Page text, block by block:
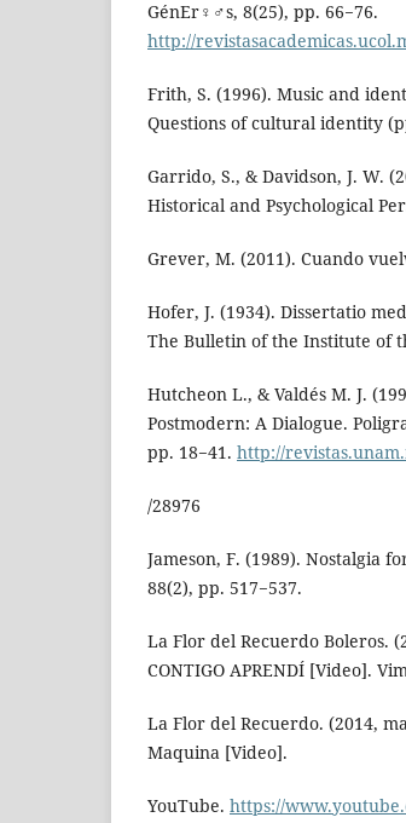
GénEr♀♂s, 8(25), pp. 66−76.
http://
Frith, S. (1996). Music and
Questions of cultural identity
Garrido, S., & Davidson, J. W.
Historical and Psychological
Grever, M. (2011). Cuando
Hofer, J. (1934). Dissertatio
The Bulletin of the Institute of
Hutcheon L., & Valdés M. J.
Postmodern: A Dialogue.
pp. 18−41. http://
/28976
Jameson, F. (1989). Nostalgia
88(2), pp. 517−537.
La Flor del Recuerdo Boleros.
CONTIGO APRENDÍ [Video].
La Flor del Recuerdo. (2014,
Maquina [Video].
YouTube. https://